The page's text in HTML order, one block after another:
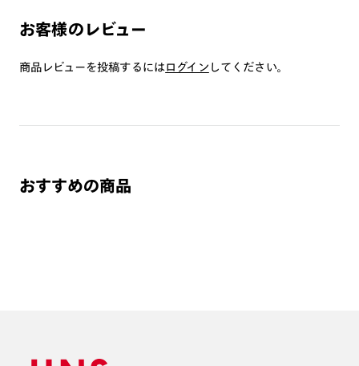
お客様のレビュー
商品レビューを投稿するには ログイン してください。
おすすめの商品